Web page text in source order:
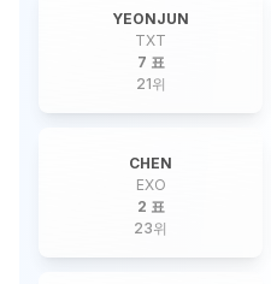
YEONJUN
TXT
7 표
21위
CHEN
EXO
2 표
23위